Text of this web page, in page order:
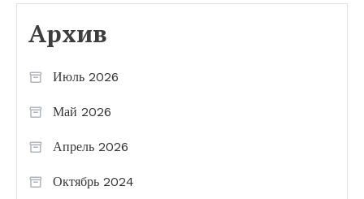
Архив
Июль 2026
Май 2026
Апрель 2026
Октябрь 2024